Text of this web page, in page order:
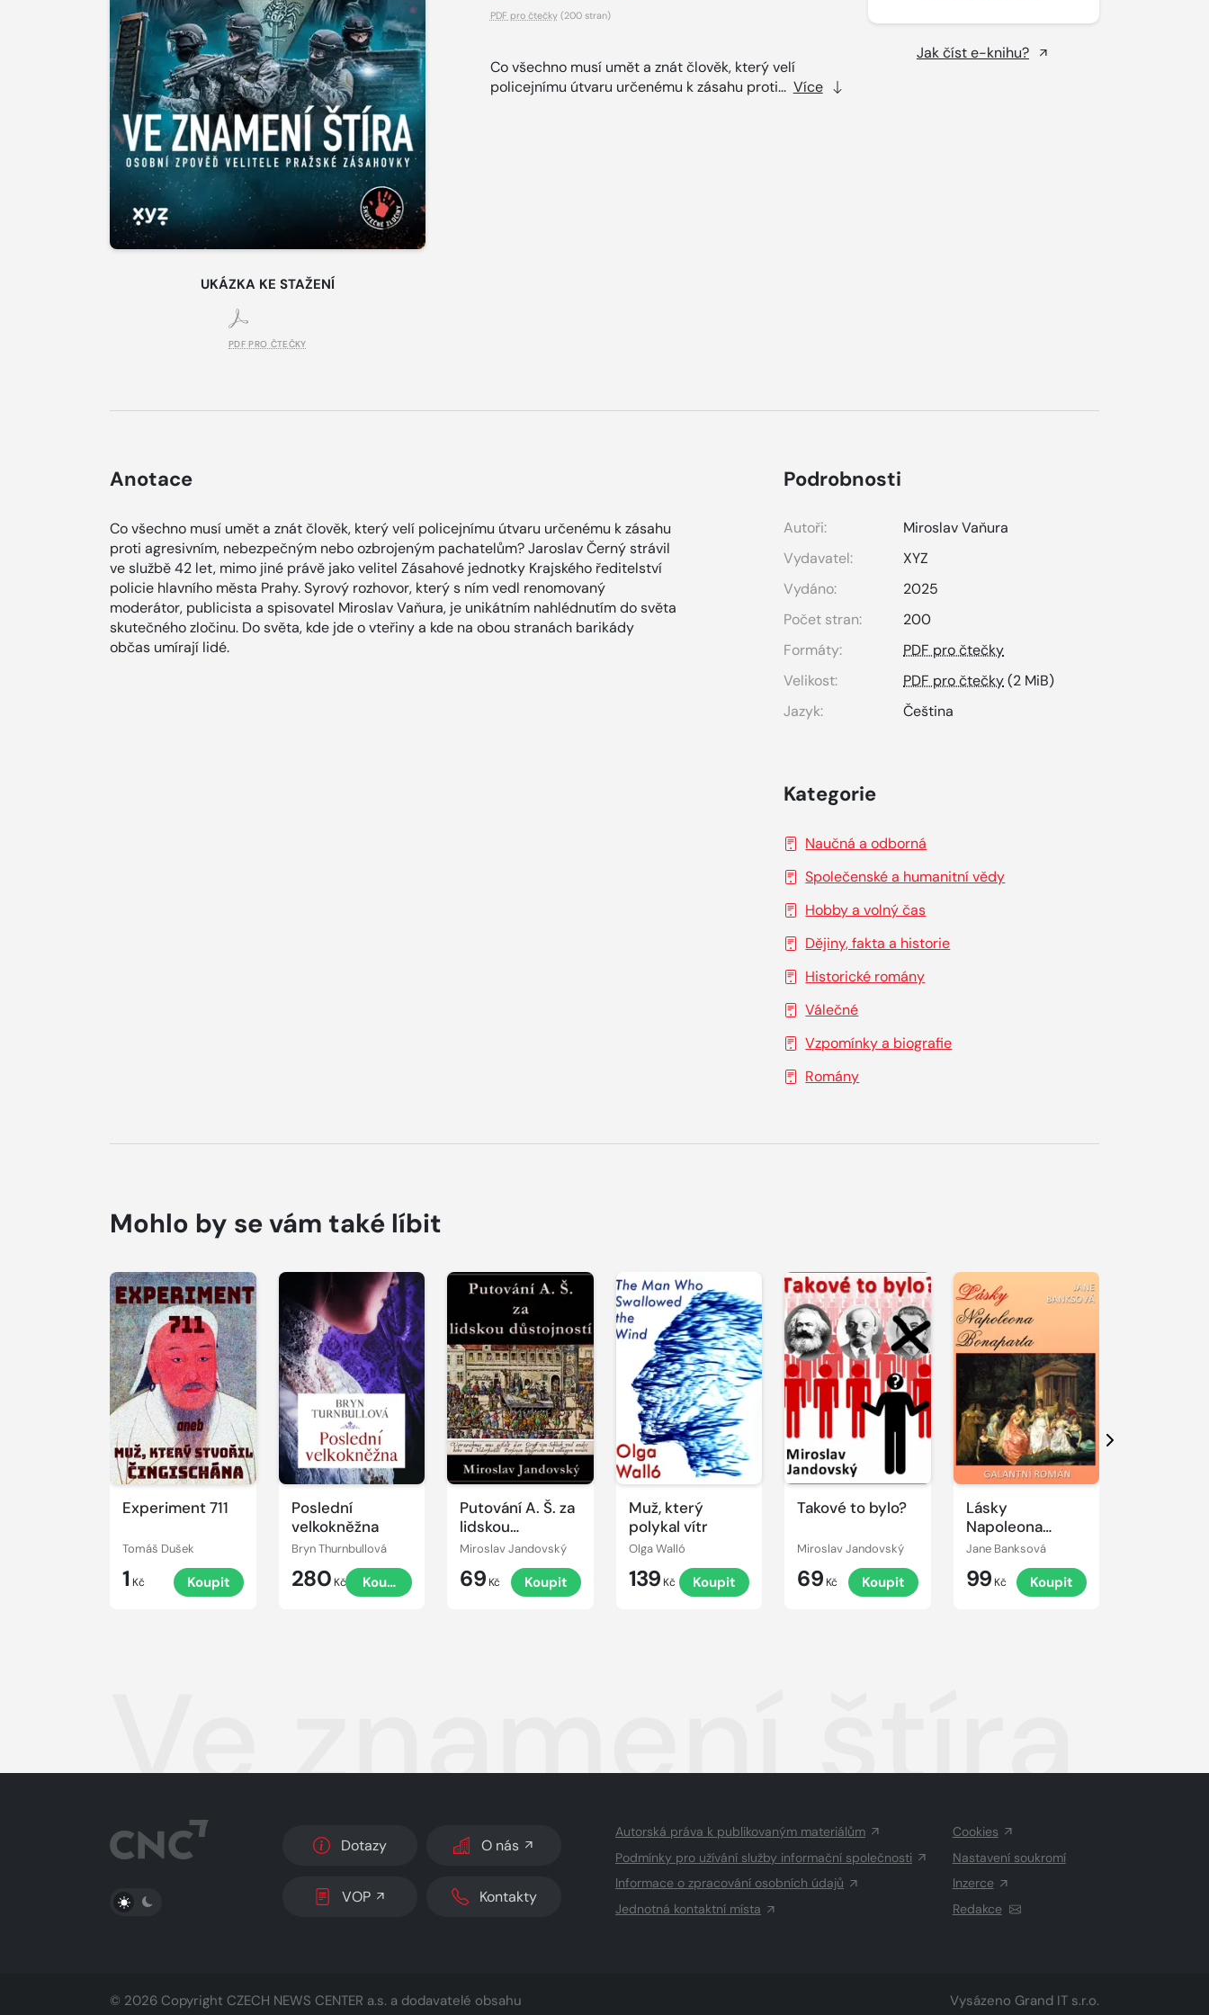
UKÁZKA KE STAŽENÍ
PDF PRO ČTEČKY
PDF pro čtečky(200 stran)
Co všechno musí umět a znát člověk, který velí
policejnímu útvaru určenému k zásahu proti... Více
Jak číst e-knihu?
Anotace
Co všechno musí umět a znát člověk, který velí policejnímu útvaru určenému k zásahu
proti agresivním, nebezpečným nebo ozbrojeným pachatelům? Jaroslav Černý strávil
ve službě 42 let, mimo jiné právě jako velitel Zásahové jednotky Krajského ředitelství
policie hlavního města Prahy. Syrový rozhovor, který s ním vedl renomovaný
moderátor, publicista a spisovatel Miroslav Vaňura, je unikátním nahlédnutím do světa
skutečného zločinu. Do světa, kde jde o vteřiny a kde na obou stranách barikády
občas umírají lidé.
Podrobnosti
Autoři:
Miroslav Vaňura
Vydavatel:
XYZ
Vydáno:
2025
Počet stran:
200
Formáty:
PDF pro čtečky
Velikost:
PDF pro čtečky(2 MiB)
Jazyk:
Čeština
Kategorie
Naučná a odborná
Společenské a humanitní vědy
Hobby a volný čas
Dějiny, fakta a historie
Historické romány
Válečné
Vzpomínky a biografie
Romány
Mohlo by se vám také líbit
Experiment 711
Tomáš Dušek
1 Kč Koupit
Poslední
velkokněžna
Bryn Thurnbullová
280 Kč Koupit
Putování A. Š. za
lidskou
důstojností
Miroslav Jandovský
69 Kč Koupit
Muž, který
polykal vítr
Olga Walló
139 Kč Koupit
Takové to bylo?
Miroslav Jandovský
69 Kč Koupit
Lásky
Napoleona
Bonaparta
Jane Banksová
99 Kč Koupit
Další
Ve znamení štíra
PŘEPNOUT SVĚTLÝ/TMAVÝ REŽIM
Dotazy O nás
VOP Kontakty
Autorská práva k publikovaným materiálům
Podmínky pro užívání služby informační společnosti
Informace o zpracování osobních údajů
Jednotná kontaktní místa
Cookies
Nastavení soukromí
Inzerce
Redakce
© 2026 Copyright CZECH NEWS CENTER a.s. a dodavatelé obsahu Vysázeno Grand IT s.r.o.